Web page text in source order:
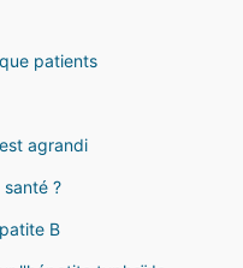
patients
agrandi
?
B